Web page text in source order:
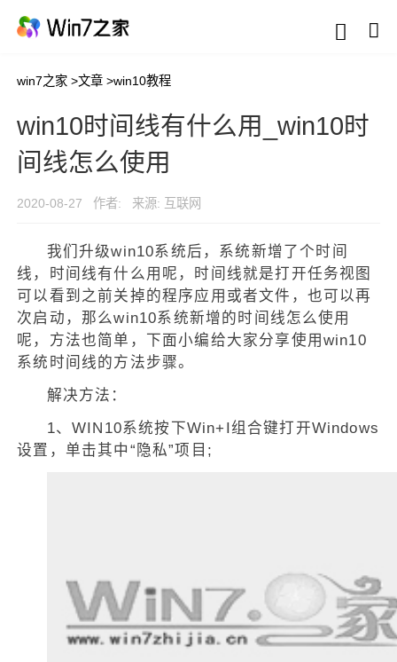
win7之家 >文章 >win10教程
win10时间线有什么用_win10时
间线怎么使用
2020-08-27 作者: 来源: 互联网
我们升级win10系统后，系统新增了个时间
线，时间线有什么用呢，时间线就是打开任务视图
可以看到之前关掉的程序应用或者文件，也可以再
次启动，那么win10系统新增的时间线怎么使用
呢，方法也简单，下面小编给大家分享使用win10
系统时间线的方法步骤。
解决方法：
1、WIN10系统按下Win+I组合键打开Windows
设置，单击其中“隐私”项目;